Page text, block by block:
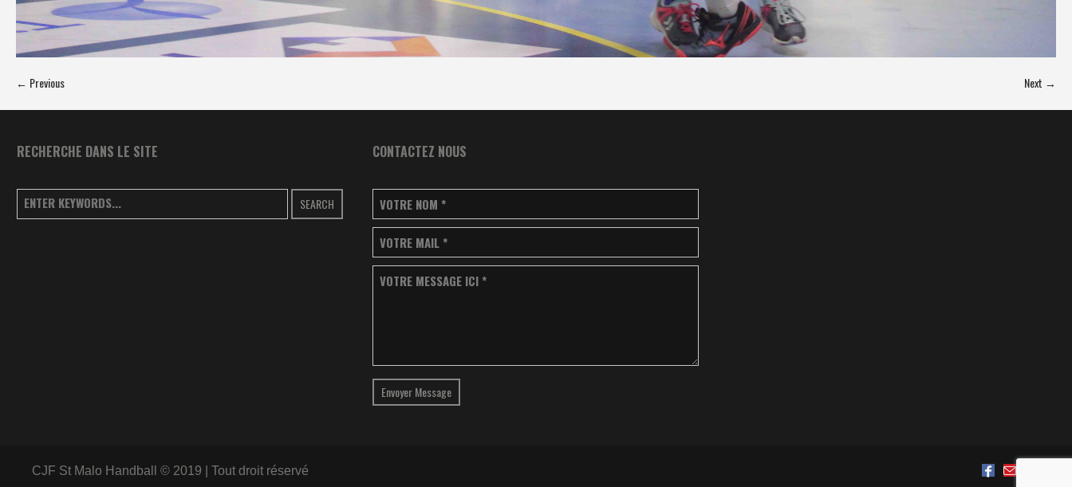
← Previous Next →
RECHERCHE DANS LE SITE
SEARCH
CONTACTEZ NOUS
VOTRE NOM *
VOTRE MAIL *
VOTRE MESSAGE ICI *
Envoyer Message
CJF St Malo Handball © 2019 | Tout droit réservé